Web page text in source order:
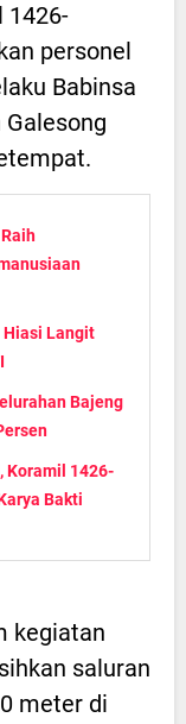
1426-
personel
Babinsa
Galesong
Hiasi Langit
Bajeng
Koramil 1426-
Bakti
kegiatan
saluran
meter di